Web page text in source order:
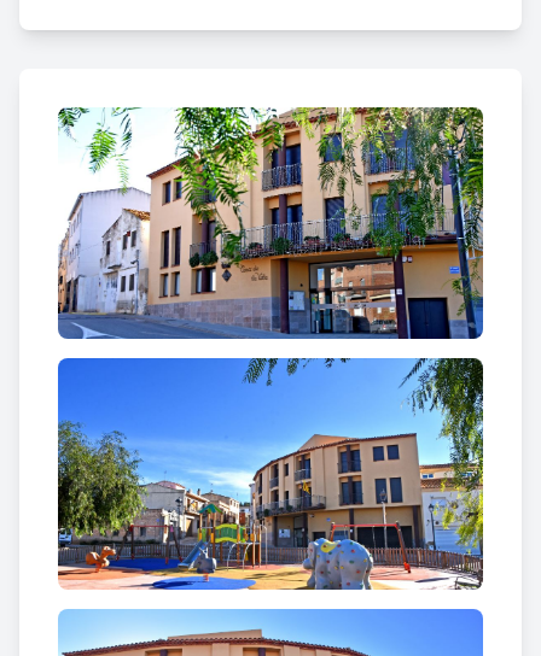
uns terrenys destinats a espais lliures i
Bena i Sant Roc, just al davant de la plaça de
l’Afranquit, es va reservar per aixecar-hi una nova
seu de Casa de la Vila.
Els tècnics que van intervenir en la construcció
d’aquest edifici van ser els arquitectes Josep Maria
Garreta Cusidó, Jaume Mutlló Pàmies, Albert Jené
Pla i Abdón Aguadé de la Unitat d’Arquitectura
Municipal de la Diputació de Tarragona. Els dos
primers ho van fer en la redacció del projecte i els
altres dos en la direcció de les obres.
L’execució del projecte es va iniciar el dia 15 de
novembre de 2004 amb l’excavació dels fonaments
per part de l’empresa Excavacions Rovira de la
Bisbal del Penedès